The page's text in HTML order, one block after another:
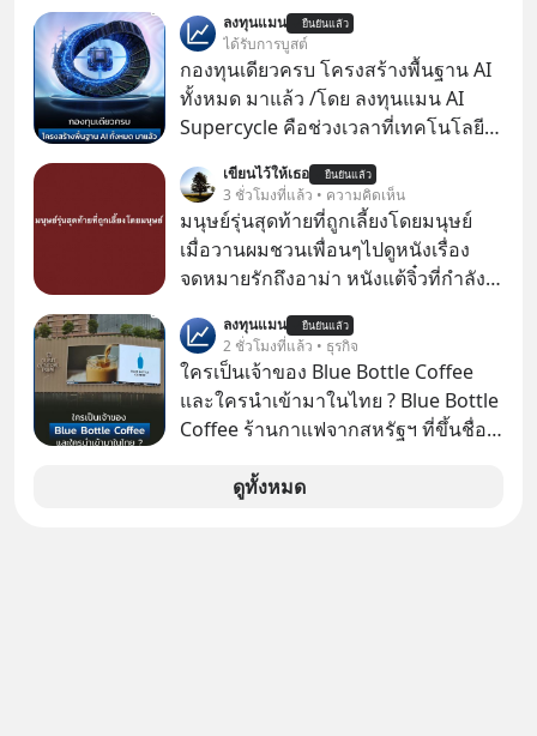
ลงทุนแมน ยืนยันแล้ว
ได้รับการบูสต์
กองทุนเดียวครบ โครงสร้างพื้นฐาน AI
ทั้งหมด มาแล้ว /โดย ลงทุนแมน AI
Supercycle คือช่วงเวลาที่เทคโนโลยี
เคลื่อนหลัก ของการเติบโตทาง
เศรษฐกิจ และวิถีชีวิตของผู้คนอย่าง
ยาวนานต่อจากนี้
เขียนไว้ให้เธอ ยืนยันแล้ว
3 ชั่วโมงที่แล้ว • ความคิดเห็น
มนุษย์รุ่นสุดท้ายที่ถูกเลี้ยงโดยมนุษย์
เมื่อวานผมชวนเพื่อนๆไปดูหนังเรื่อง
จดหมายรักถึงอาม่า หนังแต้จิ๋วที่กำลัง
ป๊าผมเห็นโปสเตอร์หนังเรื่องนี้หลาย
เดือนก่อนและอยากดูมาก ด้วยเพราะว่า
อากงก็มาจากเมืองจีน ป๊าก็พูดแต้จิ๋วได้
มีเรื่องราวมีความผูกพันที่ได้ยินตั้งแต่
ลงทุนแมน ยืนยันแล้ว
2 ชั่วโมงที่แล้ว • ธุรกิจ
ใครเป็นเจ้าของ Blue Bottle Coffee
และใครนำเข้ามาในไทย ? Blue Bottle
Coffee ร้านกาแฟจากสหรัฐฯ ที่ขึ้นชื่อ
แรกในประเทศไทย ที่ Central Park
ดูทั้งหมด